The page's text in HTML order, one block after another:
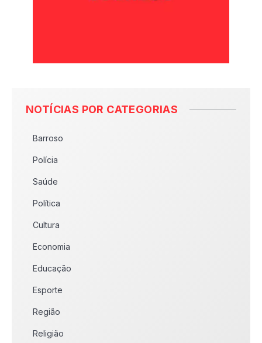
NOTÍCIAS POR CATEGORIAS
Barroso
Polícia
Saúde
Política
Cultura
Economia
Educação
Esporte
Região
Religião